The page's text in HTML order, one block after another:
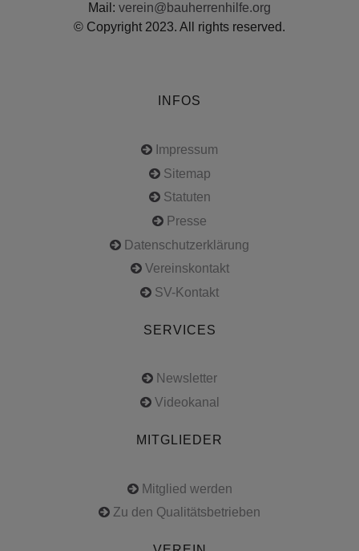
Mail: verein@bauherrenhilfe.org
© Copyright 2023. All rights reserved.
INFOS
Impressum
Sitemap
Statuten
Presse
Datenschutzerklärung
Vereinskontakt
SV-Kontakt
SERVICES
Newsletter
Videokanal
MITGLIEDER
Mitglied werden
Zu den Qualitätsbetrieben